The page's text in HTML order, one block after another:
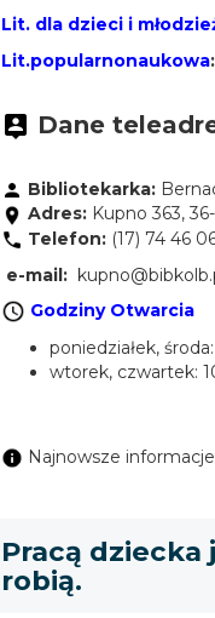
Lit. dla dzieci i
Lit.popularnonaukowa
Dane
Bibliotekarka:
Adres:Kupno 363, 36-
Telefon:(17) 74 46
e-mail:
Godziny Otwarcia
poniedziałek,
wtorek, czwartek:
Najnowsze
Pracą dziecka
robią.